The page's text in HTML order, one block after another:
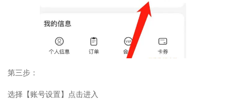
第三步：
选择【账号设置】点击进入